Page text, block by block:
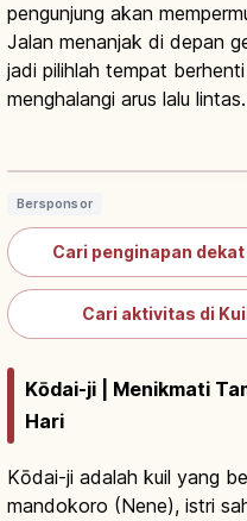
pengunjung akan
Jalan menanjak di depan
jadi pilihlah tempat
menghalangi arus lalu lintas.
Kiyomizu-dera Kyoto:
Bersponsor
Cari penginapan
Cari aktivitas di
Kōdai-ji | Menikmati
Hari
Kōdai-ji adalah kuil yang
mandokoro (Nene), istri